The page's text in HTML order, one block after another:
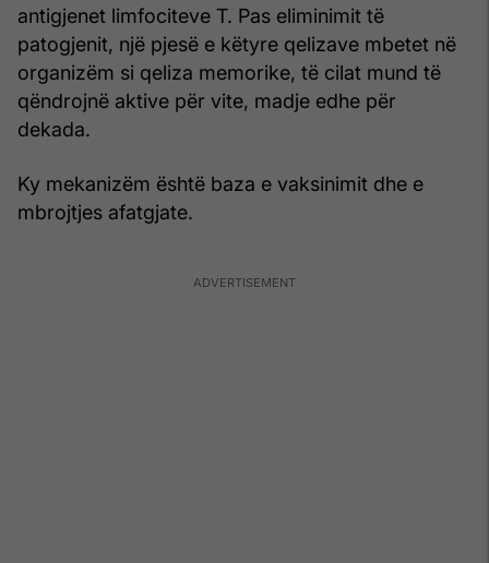
antigjenet limfociteve T. Pas eliminimit të
patogjenit, një pjesë e këtyre qelizave mbetet në
organizëm si qeliza memorike, të cilat mund të
qëndrojnë aktive për vite, madje edhe për
dekada.
Ky mekanizëm është baza e vaksinimit dhe e
mbrojtjes afatgjate.